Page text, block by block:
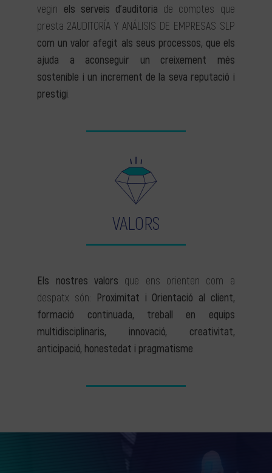
vegin els serveis d’auditoria de comptes que
presta 2AUDITORÍA Y ANÁLISIS DE EMPRESAS SLP
com un valor afegit als seus processos, que els
ajuda a aconseguir un creixement més
sostenible i un increment de la seva reputació i
prestigi.
VALORS
Els nostres valors que ens orienten com a
despatx són: Proximitat i Orientació al client,
formació continuada, treball en equips
multidisciplinaris, innovació, creativitat,
anticipació, honestedat i pragmatisme.